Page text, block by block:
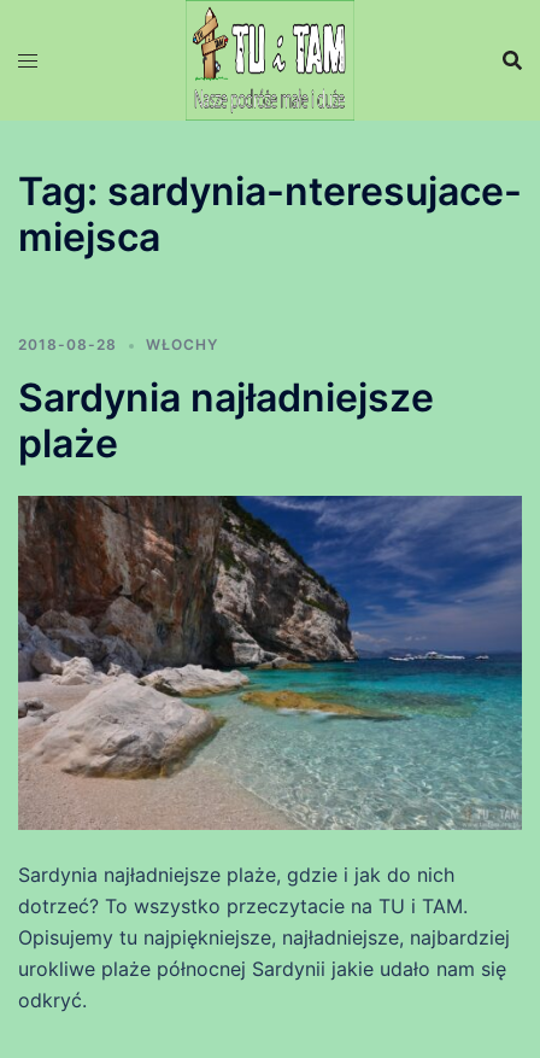
Tag: sardynia-nteresujace-
miejsca
2018-08-28 WŁOCHY
Sardynia najładniejsze
plaże
Sardynia najładniejsze plaże, gdzie i jak do nich
dotrzeć? To wszystko przeczytacie na TU i TAM.
Opisujemy tu najpiękniejsze, najładniejsze, najbardziej
urokliwe plaże północnej Sardynii jakie udało nam się
odkryć.